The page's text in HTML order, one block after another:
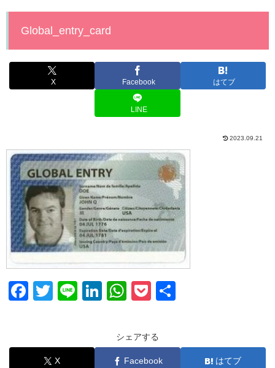
Global_entry_card
X Facebook はてブ
LINE
2023.09.21
F
e
T
er
Li
Li
e
W
at
s
P
ck
et
シェアする
X Facebook はてブ